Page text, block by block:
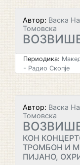
Автор: Васка
Томовска
Периодика:
- Радио Скопје
Автор: Васка
Томовска
КОН
ТРОМБОН И
ПИЈАНО,